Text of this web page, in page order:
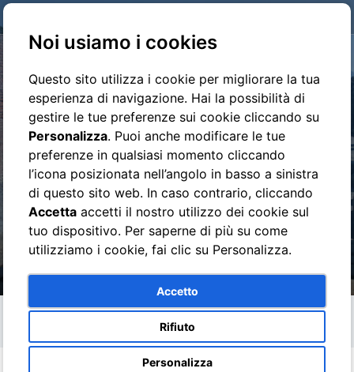
Noi usiamo i cookies
Questo sito utilizza i cookie per migliorare la tua
esperienza di navigazione. Hai la possibilità di
gestire le tue preferenze sui cookie cliccando su
Personalizza. Puoi anche modificare le tue
preferenze in qualsiasi momento cliccando
l’icona posizionata nell’angolo in basso a sinistra
di questo sito web. In caso contrario, cliccando
Accetta accetti il nostro utilizzo dei cookie sul
tuo dispositivo. Per saperne di più su come
utilizziamo i cookie, fai clic su Personalizza.
Accetto
Rifiuto
Personalizza
Visita Guidata Pompei e
Vesuvio intera giornata
Tours
Calcola prezzo
Tours
Visita Guidata Pompei e Vesuvio intera